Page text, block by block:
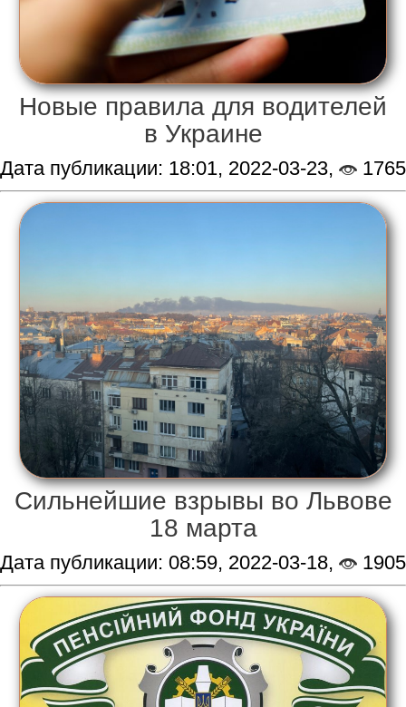
Новые правила для водителей
в Украине
Дата публикации: 18:01, 2022-03-23, 1765
Сильнейшие взрывы во Львове
18 марта
Дата публикации: 08:59, 2022-03-18, 1905